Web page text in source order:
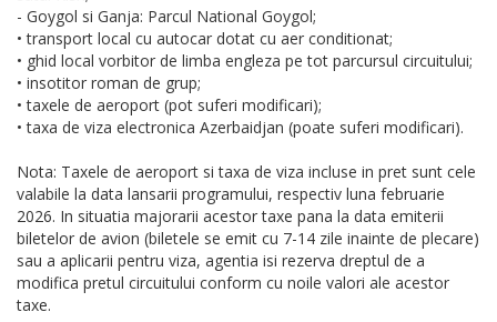
- Goygol si Ganja: Parcul National Goygol;
• transport local cu autocar dotat cu aer conditionat;
• ghid local vorbitor de limba engleza pe tot parcursul circuitului;
• insotitor roman de grup;
• taxele de aeroport (pot suferi modificari);
• taxa de viza electronica Azerbaidjan (poate suferi modificari).
Nota: Taxele de aeroport si taxa de viza incluse in pret sunt cele
valabile la data lansarii programului, respectiv luna februarie
2026. In situatia majorarii acestor taxe pana la data emiterii
biletelor de avion (biletele se emit cu 7-14 zile inainte de plecare)
sau a aplicarii pentru viza, agentia isi rezerva dreptul de a
modifica pretul circuitului conform cu noile valori ale acestor
taxe.